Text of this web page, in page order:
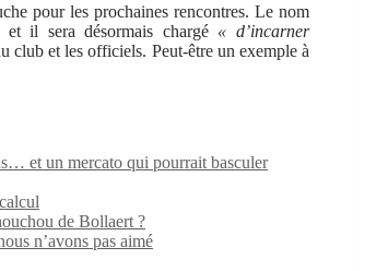
pour les prochaines rencontres. Le nom
il sera désormais chargé « d’incarner
club et les officiels. Peut-être un exemple à
et un mercato qui pourrait basculer
de Bollaert ?
n’avons pas aimé